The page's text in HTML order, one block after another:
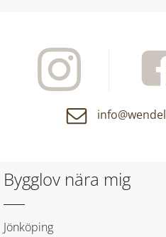
Bygglov nära mig
Jönköping